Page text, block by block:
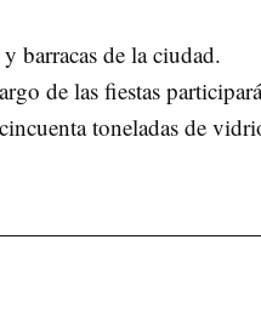
barracas de la ciudad.
de las fiestas
toneladas de